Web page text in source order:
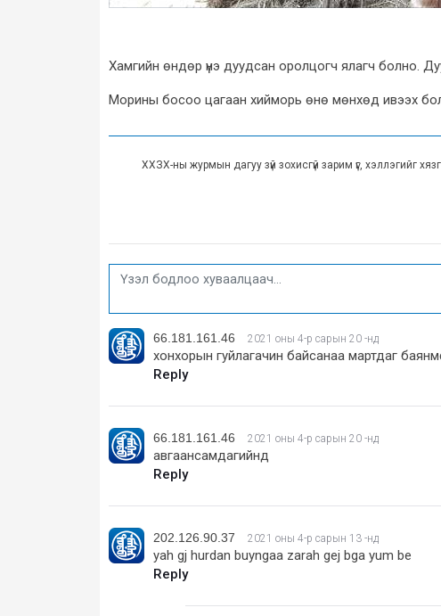
Хамгийн өндөр үнэ дуудсан оролцогч ялагч болно.
Морины босоо цагаан хийморь өнө мөнхөд ивээх
ХХЗХ-ны журмын дагуу зүй зохисгүй зарим үг, хэллэгийг
66.181.161.46 2021 оны 4-р сарын 20 -нд
хонхорын гуйлагачин байсанаа мартдаг
Reply
66.181.161.46 2021 оны 4-р сарын 20 -нд
авгаансамдагийнд
Reply
202.126.90.37 2021 оны 4-р сарын 13 -нд
yah gj hurdan buyngaa zarah gej bga yum be
Reply